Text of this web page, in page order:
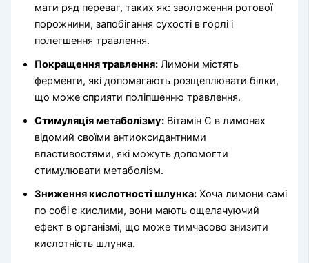
мати ряд переваг, таких як: зволоження ротової
порожнини, запобігання сухості в горлі і
полегшення травлення.
Покращення травлення: Лимони містять
ферменти, які допомагають розщеплювати білки,
що може сприяти поліпшенню травлення.
Стимуляція метаболізму: Вітамін C в лимонах
відомий своїми антиоксидантними
властивостями, які можуть допомогти
стимулювати метаболізм.
Зниження кислотності шлунка: Хоча лимони самі
по собі є кислими, вони мають ощелачуючий
ефект в організмі, що може тимчасово знизити
кислотність шлунка.